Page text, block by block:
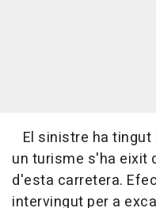
El sinistre ha tingut
un turisme s'ha eixit
d'esta carretera.
intervingut per a